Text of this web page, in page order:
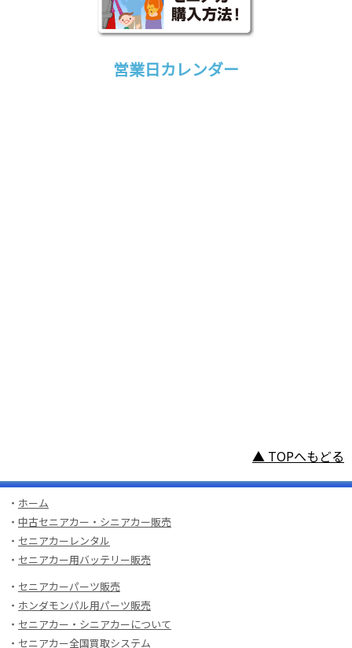
営業日カレンダー
▲ TOPへもどる
・ ホーム
・ 中古セニアカー・シニアカー販売
・ セニアカーレンタル
・ セニアカー用バッテリー販売
・ セニアカーパーツ販売
・ ホンダモンパル用パーツ販売
・ セニアカー・シニアカーについて
・ セニアカー全国買取システム